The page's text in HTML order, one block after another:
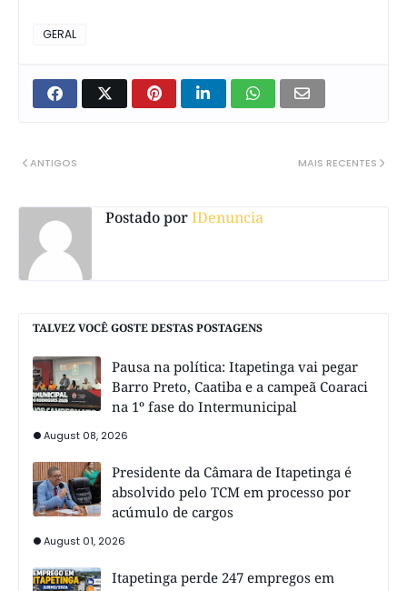
GERAL
MAIS RECENTES
ANTIGOS
Postado porIDenuncia
TALVEZ VOCÊ GOSTE DESTAS POSTAGENS
Pausa na política: Itapetinga vai pegar
Barro Preto, Caatiba e a campeã Coaraci
na 1º fase do Intermunicipal
August 08, 2026
Presidente da Câmara de Itapetinga é
absolvido pelo TCM em processo por
acúmulo de cargos
August 01, 2026
Itapetinga perde 247 empregos em